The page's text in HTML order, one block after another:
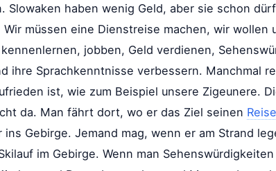
Slowaken haben wenig Geld, aber sie schon
müssen eine Dienstreise machen, wir wollen
jobben, Geld verdienen,
ihre Sprachkenntnisse verbessern. Manchmal
ist, wie zum Beispiel unsere Zigeunere.
da. Man fährt dort, wo er das Ziel seinen Reise
Gebirge. Jemand mag, wenn er am Strand
im Gebirge. Wenn man